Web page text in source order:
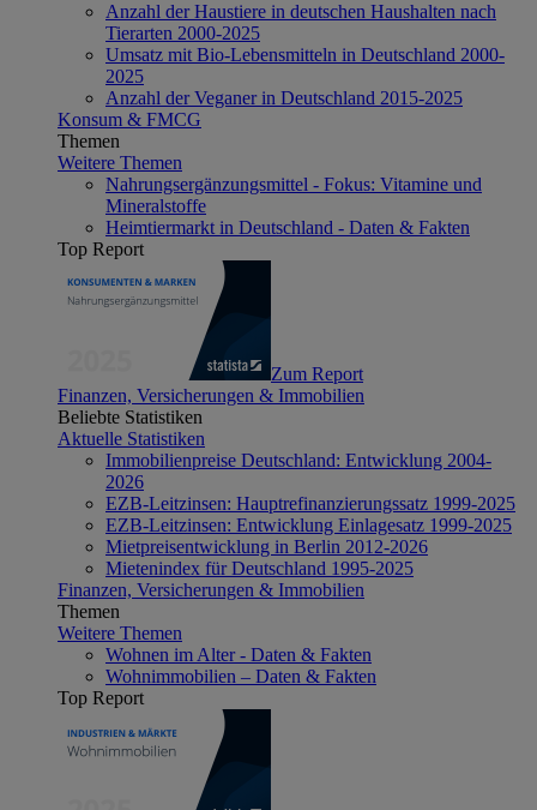
Anzahl der Haustiere in deutschen Haushalten nach
Tierarten 2000-2025
Umsatz mit Bio-Lebensmitteln in Deutschland 2000-
2025
Anzahl der Veganer in Deutschland 2015-2025
Konsum & FMCG
Themen
Weitere Themen
Nahrungsergänzungsmittel - Fokus: Vitamine und
Mineralstoffe
Heimtiermarkt in Deutschland - Daten & Fakten
Top Report
Zum Report
Finanzen, Versicherungen & Immobilien
Beliebte Statistiken
Aktuelle Statistiken
Immobilienpreise Deutschland: Entwicklung 2004-
2026
EZB-Leitzinsen: Hauptrefinanzierungssatz 1999-2025
EZB-Leitzinsen: Entwicklung Einlagesatz 1999-2025
Mietpreisentwicklung in Berlin 2012-2026
Mietenindex für Deutschland 1995-2025
Finanzen, Versicherungen & Immobilien
Themen
Weitere Themen
Wohnen im Alter - Daten & Fakten
Wohnimmobilien – Daten & Fakten
Top Report